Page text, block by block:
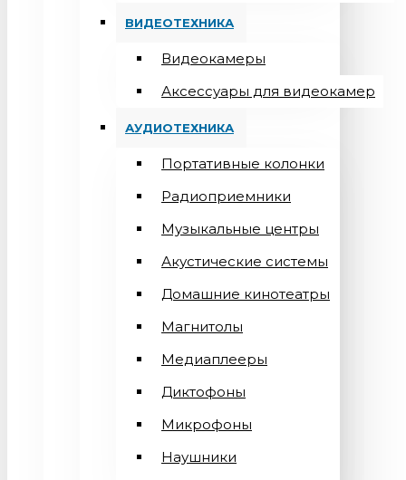
ВИДЕОТЕХНИКА
Видеокамеры
Аксессуары для видеокамер
АУДИОТЕХНИКА
Портативные колонки
Радиоприемники
Музыкальные центры
Акустические системы
Домашние кинотеатры
Магнитолы
Медиаплееры
Диктофоны
Микрофоны
Наушники